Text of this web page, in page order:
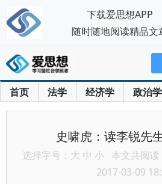
首页 法学 经济学 政治学
史啸虎：读李锐先
选择字号： 大 中 小 本文共阅读
2017-03-09
下载爱思想APP
随时随地阅读精品文